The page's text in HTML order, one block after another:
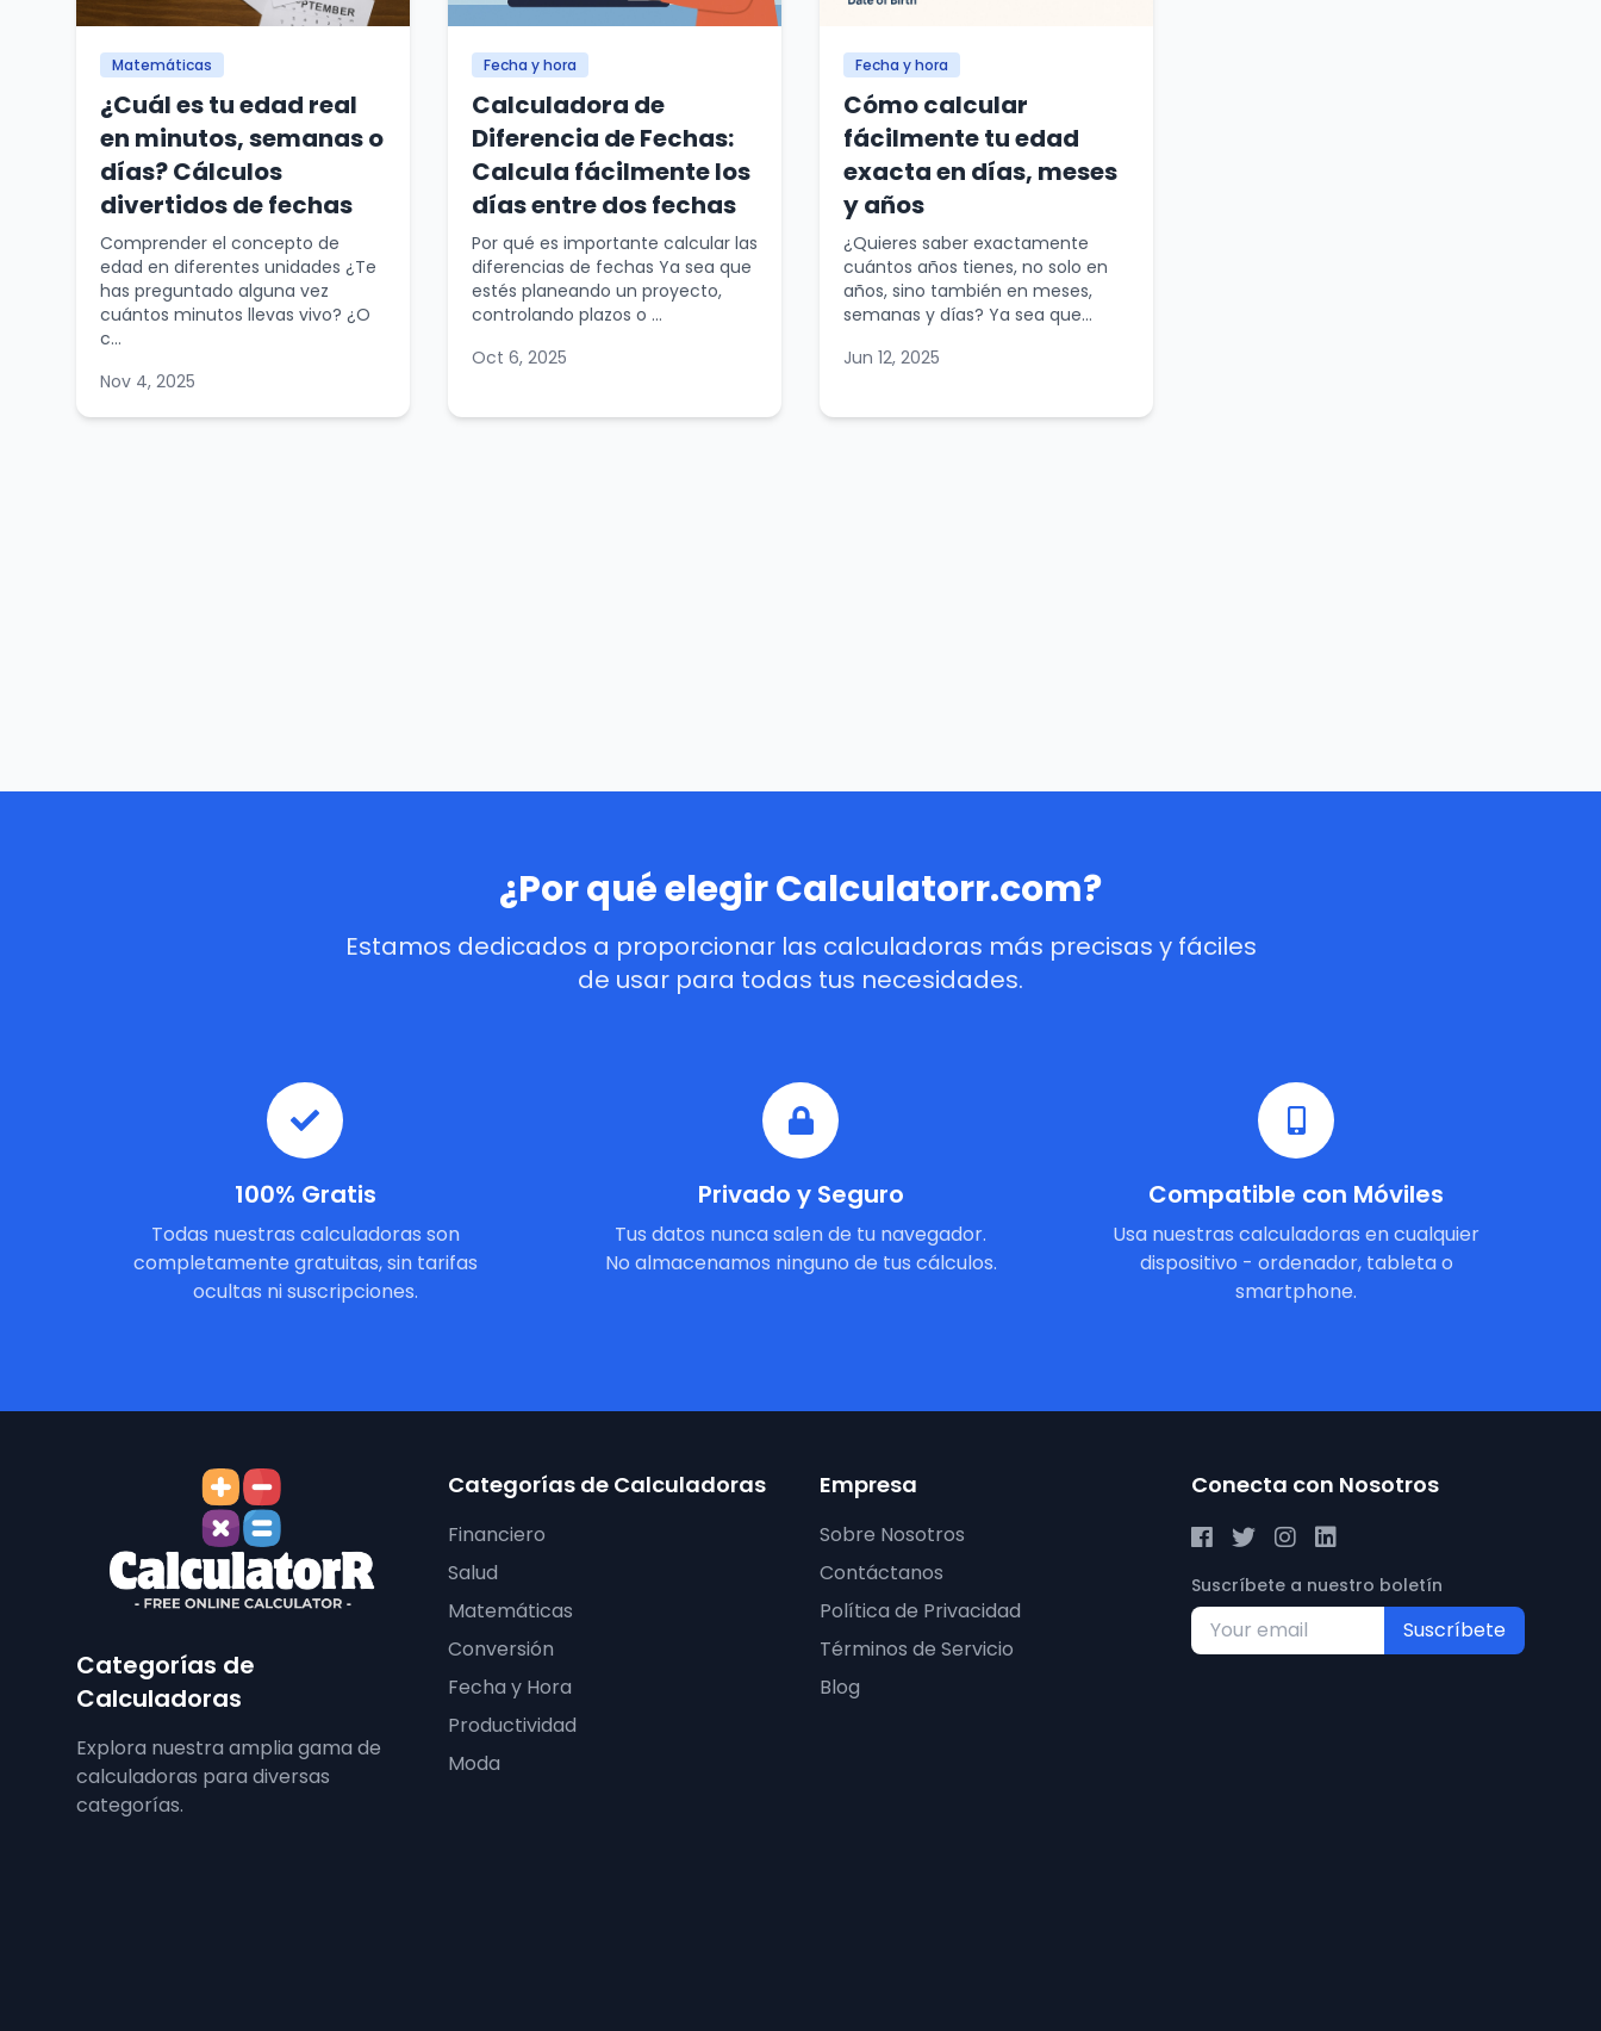
Matemáticas
¿Cuál es tu edad real
en minutos, semanas o
días? Cálculos
divertidos de fechas
Comprender el concepto de
edad en diferentes unidades ¿Te
has preguntado alguna vez
cuántos minutos llevas vivo? ¿O
c...
Nov 4, 2025
Fecha y hora
Calculadora de
Diferencia de Fechas:
Calcula fácilmente los
días entre dos fechas
Por qué es importante calcular las
diferencias de fechas Ya sea que
estés planeando un proyecto,
controlando plazos o ...
Oct 6, 2025
Fecha y hora
Cómo calcular
fácilmente tu edad
exacta en días, meses
y años
¿Quieres saber exactamente
cuántos años tienes, no solo en
años, sino también en meses,
semanas y días? Ya sea que...
Jun 12, 2025
¿Por qué elegir Calculatorr.com?
Estamos dedicados a proporcionar las calculadoras más precisas y fáciles
de usar para todas tus necesidades.
100% Gratis
Todas nuestras calculadoras son
completamente gratuitas, sin tarifas
ocultas ni suscripciones.
Privado y Seguro
Tus datos nunca salen de tu navegador.
No almacenamos ninguno de tus cálculos.
Compatible con Móviles
Usa nuestras calculadoras en cualquier
dispositivo - ordenador, tableta o
smartphone.
Categorías de
Calculadoras
Explora nuestra amplia gama de
calculadoras para diversas
categorías.
Categorías de Calculadoras
Financiero
Salud
Matemáticas
Conversión
Fecha y Hora
Productividad
Moda
Empresa
Sobre Nosotros
Contáctanos
Política de Privacidad
Términos de Servicio
Blog
Conecta con Nosotros
Suscríbete a nuestro boletín
Suscríbete